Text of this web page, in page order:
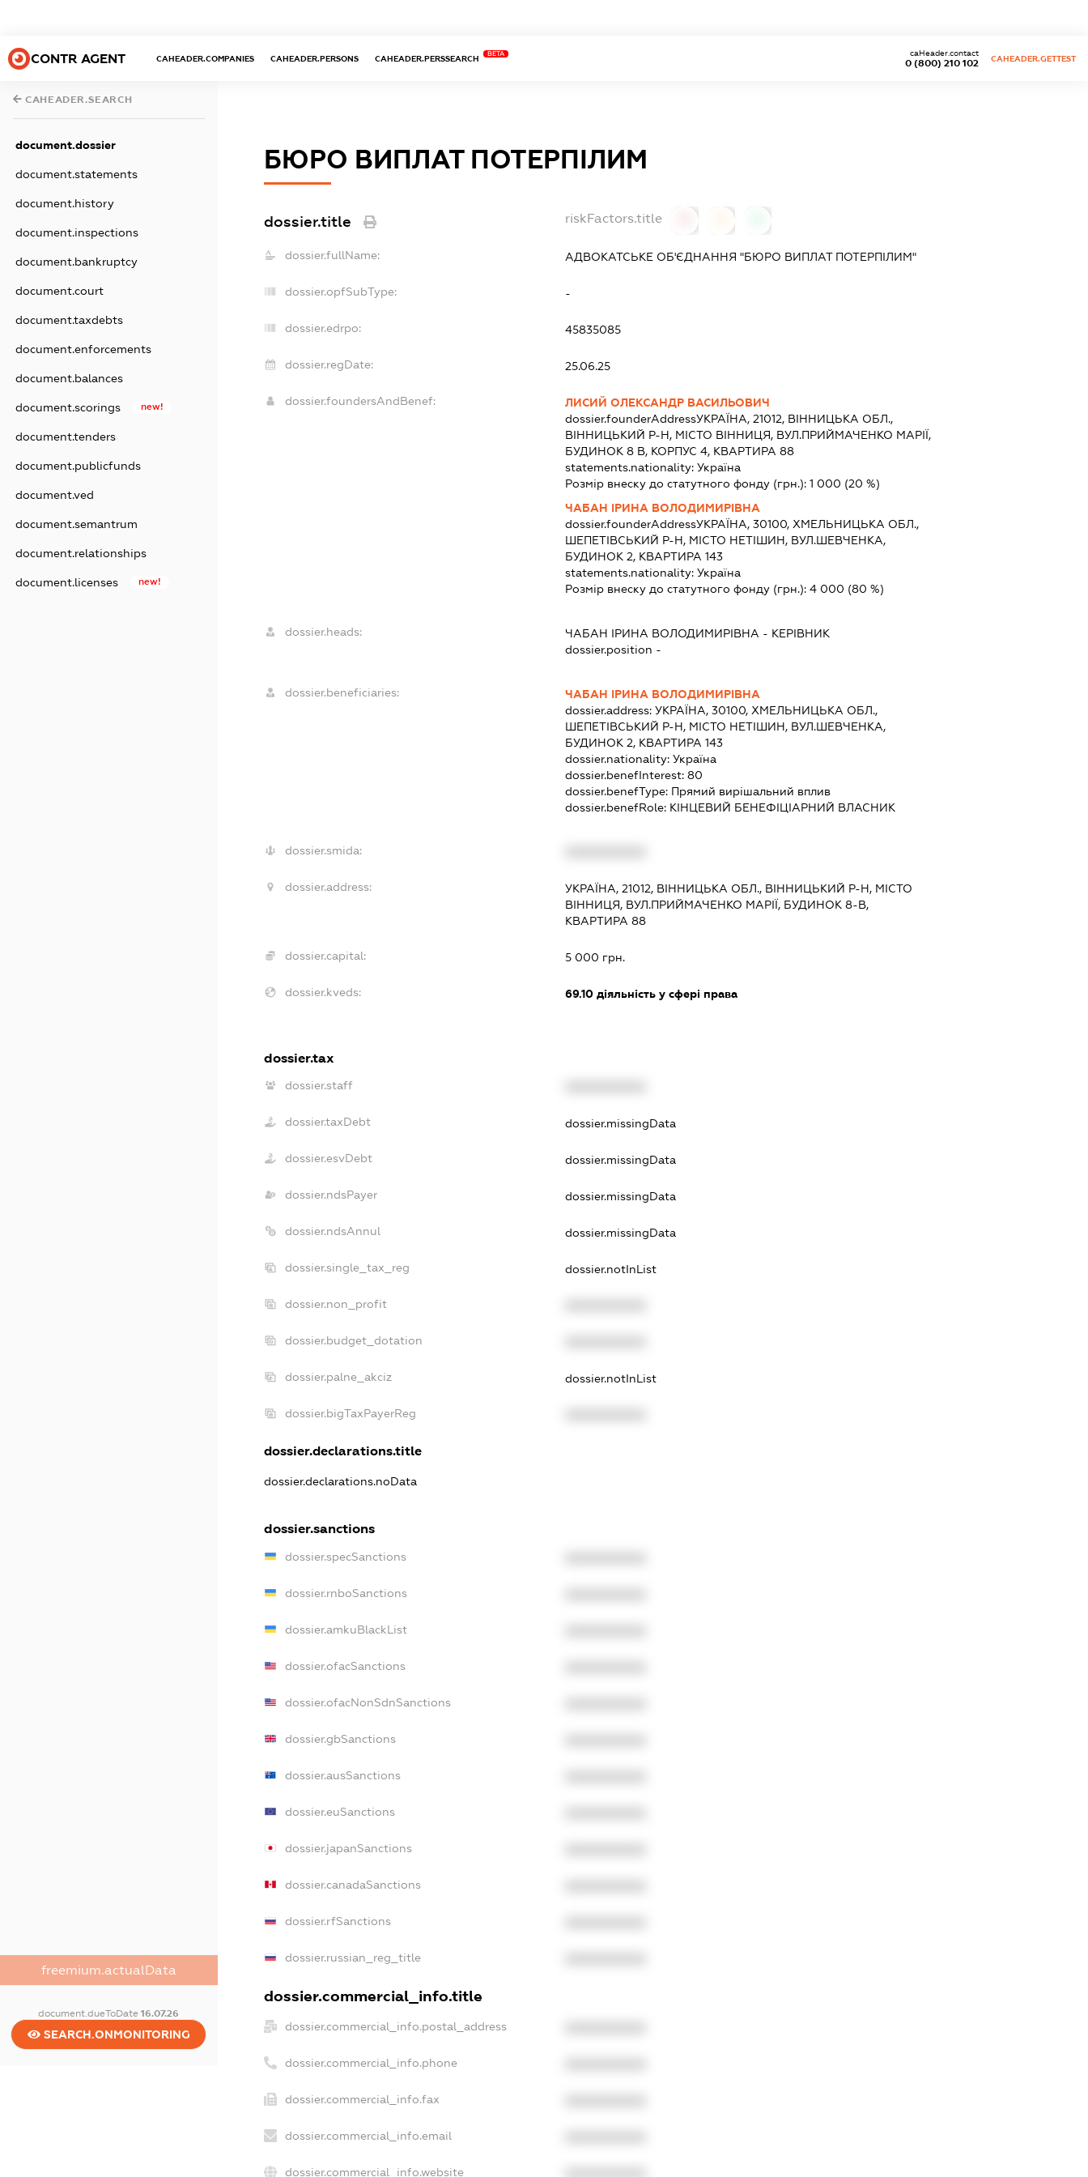
CONTR AGENT CAHEADER.COMPANIES CAHEADER.PERSONS CAHEADER.PERSSEARCH
BETA
0 (800) 210 102
caHeader.contact
CAHEADER.GETTEST
CAHEADER.SEARCH
document.dossier
document.statements
document.history
document.inspections
document.bankruptcy
document.court
document.taxdebts
document.enforcements
document.balances
document.scorings new!
document.tenders
document.publicfunds
document.ved
document.semantrum
document.relationships
document.licenses new!
freemium.actualData
document.dueToDate16.07.26
SEARCH.ONMONITORING
БЮРО ВИПЛАТ ПОТЕРПІЛИМ
dossier.title riskFactors.title
dossier.fullName: АДВОКАТСЬКЕ ОБ'ЄДНАННЯ "БЮРО ВИПЛАТ ПОТЕРПІЛИМ"
dossier.opfSubType: -
dossier.edrpo: 45835085
dossier.regDate: 25.06.25
dossier.foundersAndBenef:
ЛИСИЙ ОЛЕКСАНДР ВАСИЛЬОВИЧ
dossier.founderAddressУКРАЇНА, 21012, ВІННИЦЬКА ОБЛ.,
ВІННИЦЬКИЙ Р-Н, МІСТО ВІННИЦЯ, ВУЛ.ПРИЙМАЧЕНКО МАРІЇ,
БУДИНОК 8 В, КОРПУС 4, КВАРТИРА 88
statements.nationality: Україна
Розмір внеску до статутного фонду (грн.): 1 000 (20 %)
ЧАБАН ІРИНА ВОЛОДИМИРІВНА
dossier.founderAddressУКРАЇНА, 30100, ХМЕЛЬНИЦЬКА ОБЛ.,
ШЕПЕТІВСЬКИЙ Р-Н, МІСТО НЕТІШИН, ВУЛ.ШЕВЧЕНКА,
БУДИНОК 2, КВАРТИРА 143
statements.nationality: Україна
Розмір внеску до статутного фонду (грн.): 4 000 (80 %)
dossier.heads: ЧАБАН ІРИНА ВОЛОДИМИРІВНА - КЕРІВНИК
dossier.position -
dossier.beneficiaries:
ЧАБАН ІРИНА ВОЛОДИМИРІВНА
dossier.address: УКРАЇНА, 30100, ХМЕЛЬНИЦЬКА ОБЛ.,
ШЕПЕТІВСЬКИЙ Р-Н, МІСТО НЕТІШИН, ВУЛ.ШЕВЧЕНКА,
БУДИНОК 2, КВАРТИРА 143
dossier.nationality: Україна
dossier.benefInterest: 80
dossier.benefType: Прямий вирішальний вплив
dossier.benefRole: КІНЦЕВИЙ БЕНЕФІЦІАРНИЙ ВЛАСНИК
dossier.smida:
dossier.address:
УКРАЇНА, 21012, ВІННИЦЬКА ОБЛ., ВІННИЦЬКИЙ Р-Н, МІСТО
ВІННИЦЯ, ВУЛ.ПРИЙМАЧЕНКО МАРІЇ, БУДИНОК 8-В,
КВАРТИРА 88
dossier.capital: 5 000 грн.
dossier.kveds: 69.10діяльність у сфері права
dossier.tax
dossier.staff
dossier.taxDebt dossier.missingData
dossier.esvDebt dossier.missingData
dossier.ndsPayer dossier.missingData
dossier.ndsAnnul dossier.missingData
dossier.single_tax_reg dossier.notInList
dossier.non_profit
dossier.budget_dotation
dossier.palne_akciz dossier.notInList
dossier.bigTaxPayerReg
dossier.declarations.title
dossier.declarations.noData
dossier.sanctions
dossier.specSanctions
dossier.rnboSanctions
dossier.amkuBlackList
dossier.ofacSanctions
dossier.ofacNonSdnSanctions
dossier.gbSanctions
dossier.ausSanctions
dossier.euSanctions
dossier.japanSanctions
dossier.canadaSanctions
dossier.rfSanctions
dossier.russian_reg_title
dossier.commercial_info.title
dossier.commercial_info.postal_address
dossier.commercial_info.phone
dossier.commercial_info.fax
dossier.commercial_info.email
dossier.commercial_info.website